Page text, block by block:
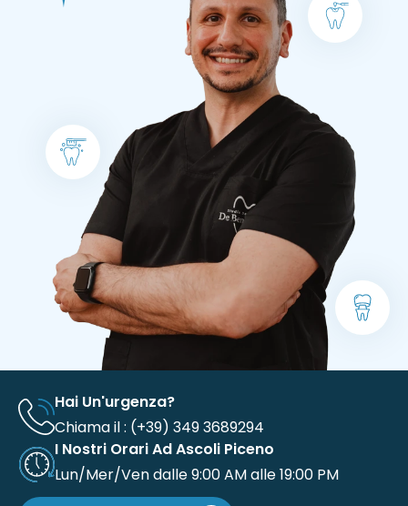
Hai Un'urgenza?
Chiama il : (+39) 349 3689294
I Nostri Orari Ad Ascoli Piceno
Lun/Mer/Ven dalle 9:00 AM alle 19:00 PM